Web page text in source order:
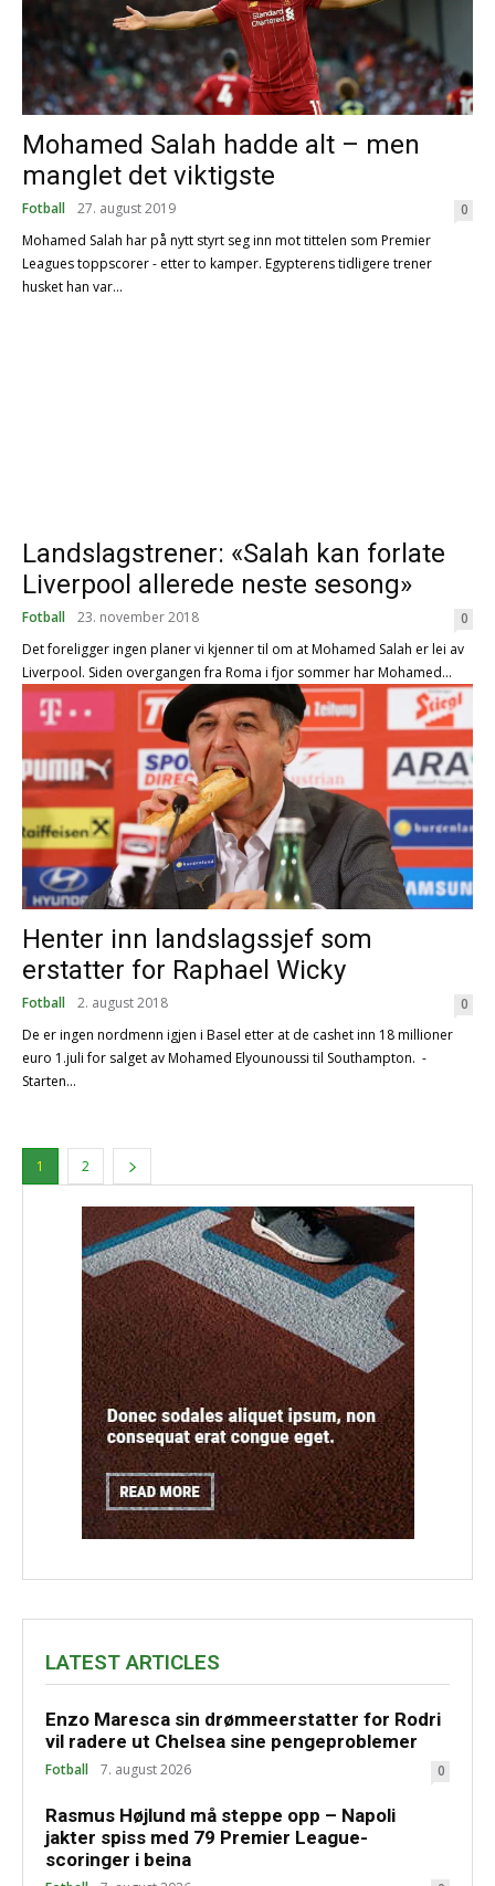
Mohamed Salah hadde alt – men
manglet det viktigste
Fotball 27. august 2019
0
Mohamed Salah har på nytt styrt seg inn mot tittelen som Premier
Leagues toppscorer - etter to kamper. Egypterens tidligere trener
husket han var...
Landslagstrener: «Salah kan forlate
Liverpool allerede neste sesong»
Fotball 23. november 2018
0
Det foreligger ingen planer vi kjenner til om at Mohamed Salah er lei av
Liverpool. Siden overgangen fra Roma i fjor sommer har Mohamed...
Henter inn landslagssjef som
erstatter for Raphael Wicky
Fotball 2. august 2018
0
De er ingen nordmenn igjen i Basel etter at de cashet inn 18 millioner
euro 1.juli for salget av Mohamed Elyounoussi til Southampton. -
Starten...
1 2
LATEST ARTICLES
Enzo Maresca sin drømmeerstatter for Rodri
vil radere ut Chelsea sine pengeproblemer
Fotball 7. august 2026 0
Rasmus Højlund må steppe opp – Napoli
jakter spiss med 79 Premier League-
scoringer i beina